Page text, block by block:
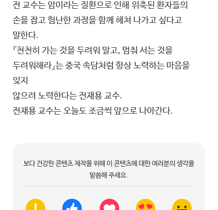
전 교수는 암이라는 질환으로 인해 위축된 환자들의
손을 잡고 험난한 과정을 함께 헤쳐 나가고 싶다고
말한다.
『천천히 가는 것을 두려워 말고, 멈춰 서는 것을
두려워해라』는 중국 속담처럼 항상 노력하는 마음을
잊지
않으려 노력한다는 전재용 교수.
전재용 교수는 오늘도 조금씩 앞으로 나아간다.
보다 건강한 콘텐츠 제작을 위해 이 콘텐츠에 대한 여러분의 생각을
말씀해 주세요.